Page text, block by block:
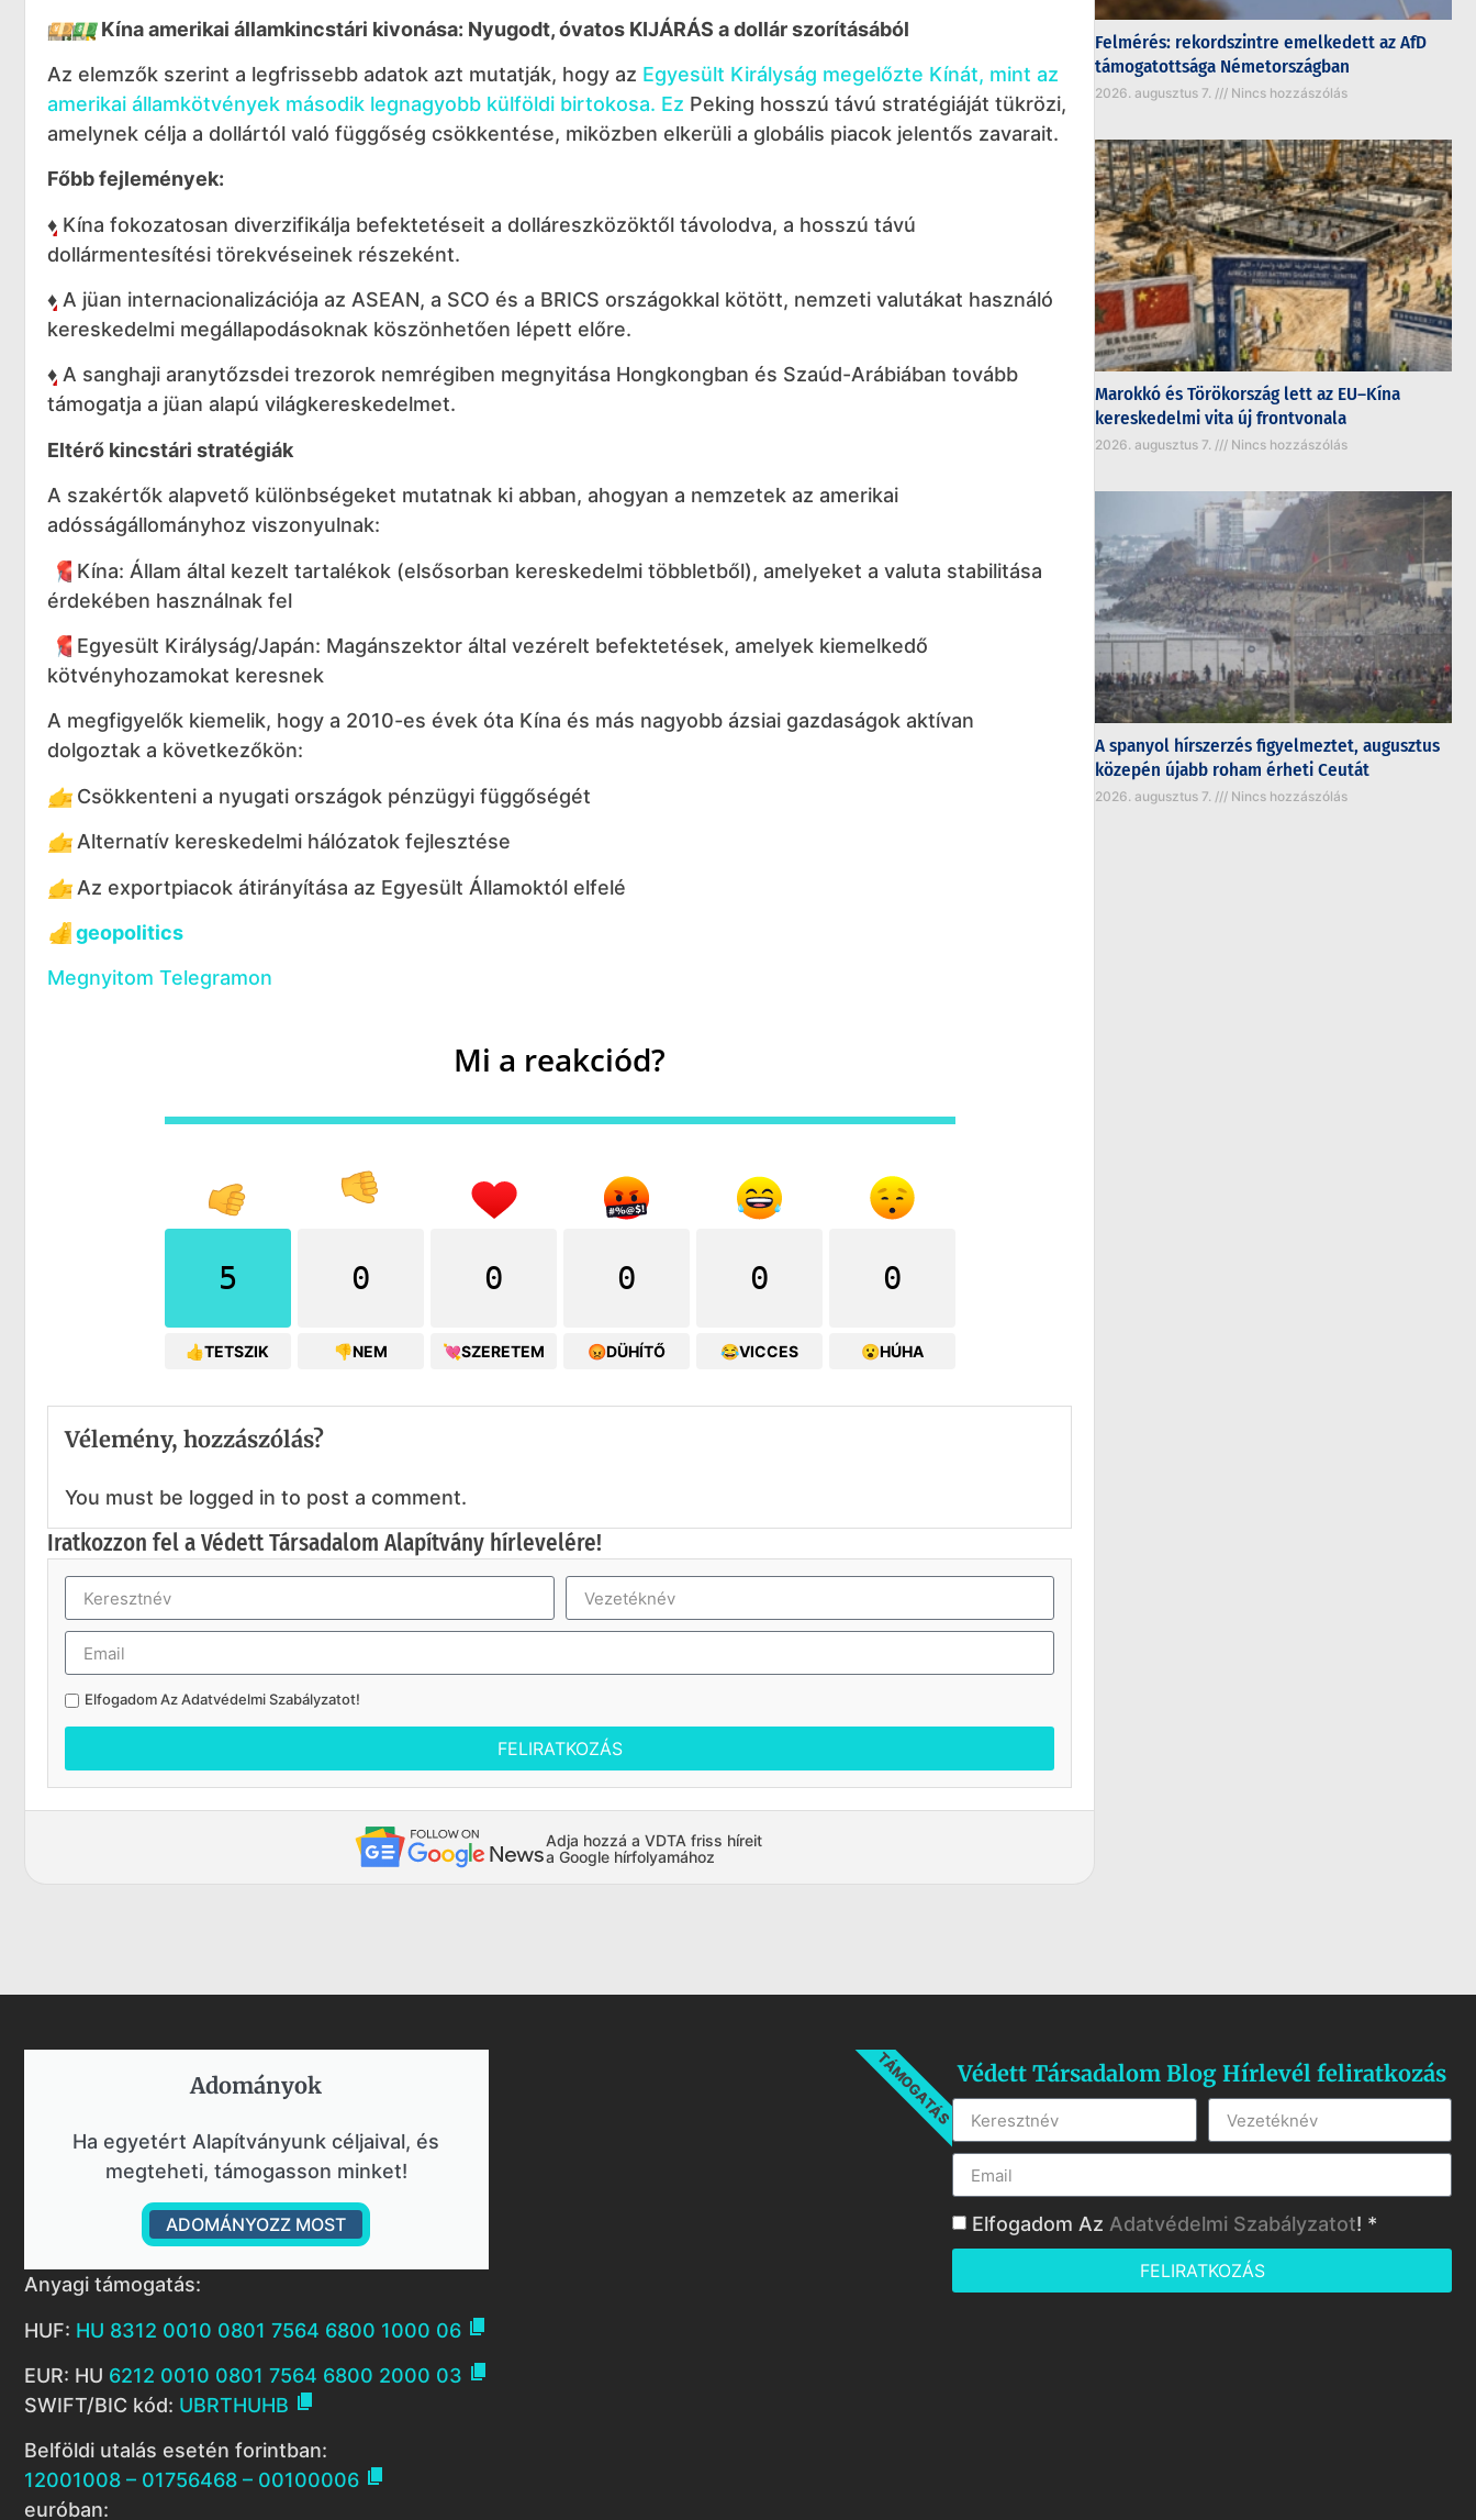
💴💵 Kína amerikai államkincstári kivonása: Nyugodt, óvatos KIJÁRÁS a dollár szorításából
Az elemzők szerint a legfrissebb adatok azt mutatják, hogy az Egyesült Királyság megelőzte Kínát, mint az
amerikai államkötvények második legnagyobb külföldi birtokosa. Ez Peking hosszú távú stratégiáját tükrözi,
amelynek célja a dollártól való függőség csökkentése, miközben elkerüli a globális piacok jelentős zavarait.
Főbb fejlemények:
♦️ Kína fokozatosan diverzifikálja befektetéseit a dolláreszközöktől távolodva, a hosszú távú
dollármentesítési törekvéseinek részeként.
♦️ A jüan internacionalizációja az ASEAN, a SCO és a BRICS országokkal kötött, nemzeti valutákat használó
kereskedelmi megállapodásoknak köszönhetően lépett előre.
♦️ A sanghaji aranytőzsdei trezorok nemrégiben megnyitása Hongkongban és Szaúd-Arábiában tovább
támogatja a jüan alapú világkereskedelmet.
Eltérő kincstári stratégiák
A szakértők alapvető különbségeket mutatnak ki abban, ahogyan a nemzetek az amerikai
adósságállományhoz viszonyulnak:
📍 Kína: Állam által kezelt tartalékok (elsősorban kereskedelmi többletből), amelyeket a valuta stabilitása
érdekében használnak fel
📍 Egyesült Királyság/Japán: Magánszektor által vezérelt befektetések, amelyek kiemelkedő
kötvényhozamokat keresnek
A megfigyelők kiemelik, hogy a 2010-es évek óta Kína és más nagyobb ázsiai gazdaságok aktívan
dolgoztak a következőkön:
👉Csökkenteni a nyugati országok pénzügyi függőségét
👉Alternatív kereskedelmi hálózatok fejlesztése
👉Az exportpiacok átirányítása az Egyesült Államoktól elfelé
👍 geopolitics
Megnyitom Telegramon
Mi a reakciód?
5
👍TETSZIK
0
👎NEM
0
💘SZERETEM
0
😡DÜHÍTŐ
0
😂VICCES
0
😮HÚHA
Vélemény, hozzászólás?
You must be logged in to post a comment.
Iratkozzon fel a Védett Társadalom Alapítvány hírlevelére!
Elfogadom AzAdatvédelmi Szabályzatot!
FELIRATKOZÁS
Adja hozzá a VDTA friss híreit
a Google hírfolyamához
Felmérés: rekordszintre emelkedett az AfD
támogatottsága Németországban
2026. augusztus 7. Nincs hozzászólás
Marokkó és Törökország lett az EU–Kína
kereskedelmi vita új frontvonala
2026. augusztus 7. Nincs hozzászólás
A spanyol hírszerzés figyelmeztet, augusztus
közepén újabb roham érheti Ceutát
2026. augusztus 7. Nincs hozzászólás
Adományok​
Ha egyetért Alapítványunk céljaival, és
megteheti, támogasson minket!
ADOMÁNYOZZ MOST
TÁMOGATÁS
Anyagi támogatás:
HUF: HU 8312 0010 0801 7564 6800 1000 06 
EUR: HU 6212 0010 0801 7564 6800 2000 03 
SWIFT/BIC kód: UBRTHUHB 
Belföldi utalás esetén forintban:
12001008 – 01756468 – 00100006 
euróban:
Védett Társadalom Blog Hírlevél feliratkozás
Elfogadom Az Adatvédelmi Szabályzatot! *
FELIRATKOZÁS